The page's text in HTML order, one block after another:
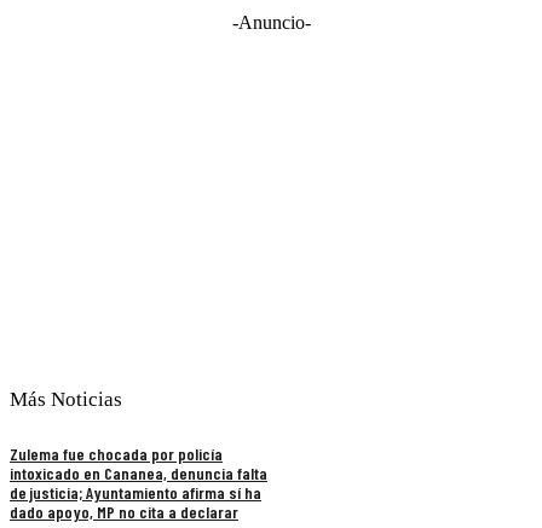
-Anuncio-
Más Noticias
Zulema fue chocada por policía
intoxicado en Cananea, denuncia falta
de justicia; Ayuntamiento afirma sí ha
dado apoyo, MP no cita a declarar